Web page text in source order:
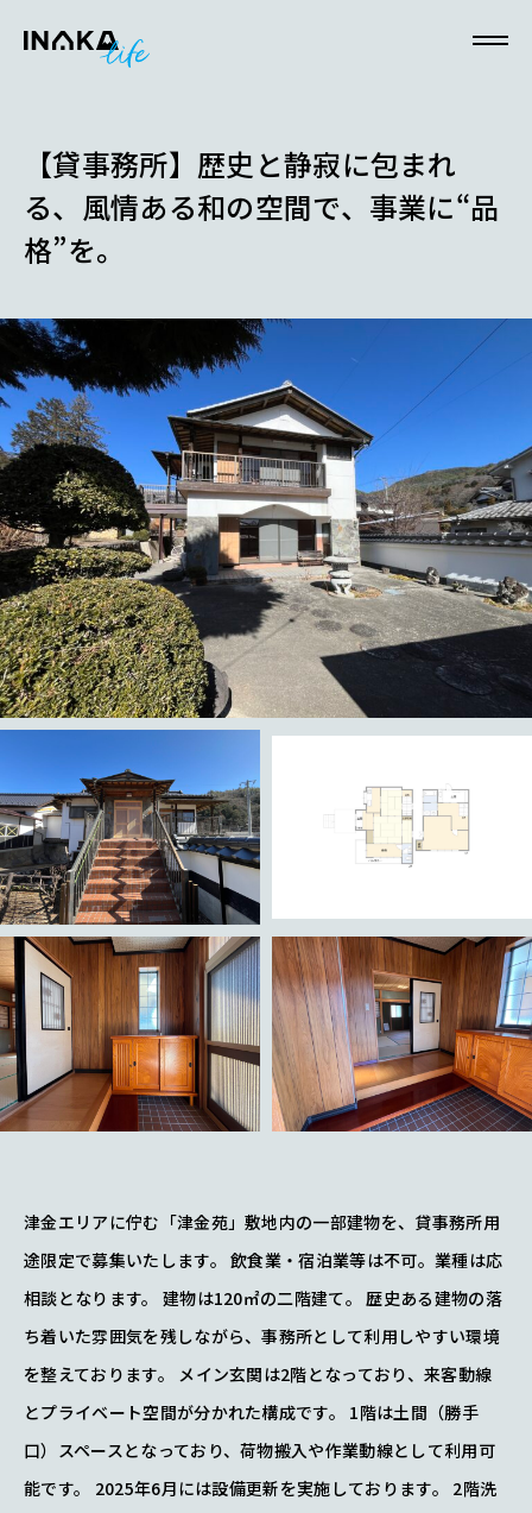
【貸事務所】歴史と静寂に包まれ
る、風情ある和の空間で、事業に“品
格”を。
津金エリアに佇む「津金苑」敷地内の一部建物を、貸事務所用
途限定で募集いたします。 飲食業・宿泊業等は不可。業種は応
相談となります。 建物は120㎡の二階建て。 歴史ある建物の落
ち着いた雰囲気を残しながら、事務所として利用しやすい環境
を整えております。 メイン玄関は2階となっており、来客動線
とプライベート空間が分かれた構成です。 1階は土間（勝手
口）スペースとなっており、荷物搬入や作業動線として利用可
能です。 2025年6月には設備更新を実施しております。 2階洗